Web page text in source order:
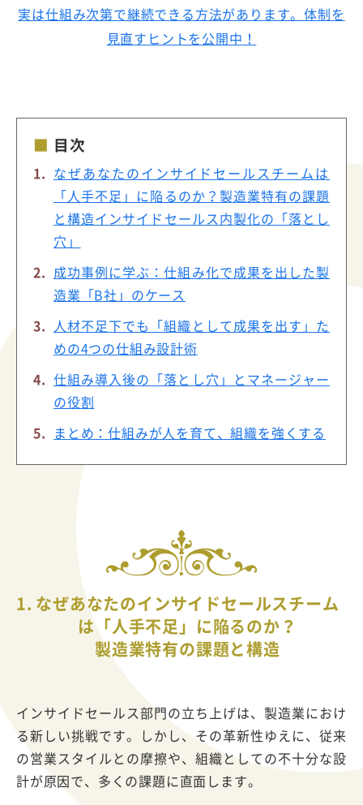
実は仕組み次第で継続できる方法があります。体制を
見直すヒントを公開中！
目次
なぜあなたのインサイドセールスチームは
「人手不足」に陥るのか？製造業特有の課題
と構造インサイドセールス内製化の「落とし
穴」
成功事例に学ぶ：仕組み化で成果を出した製
造業「B社」のケース
人材不足下でも「組織として成果を出す」た
めの4つの仕組み設計術
仕組み導入後の「落とし穴」とマネージャー
の役割
まとめ：仕組みが人を育て、組織を強くする
1. なぜあなたのインサイドセールスチーム
は「人手不足」に陥るのか？
製造業特有の課題と構造
インサイドセールス部門の立ち上げは、製造業におけ
る新しい挑戦です。しかし、その革新性ゆえに、従来
の営業スタイルとの摩擦や、組織としての不十分な設
計が原因で、多くの課題に直面します。